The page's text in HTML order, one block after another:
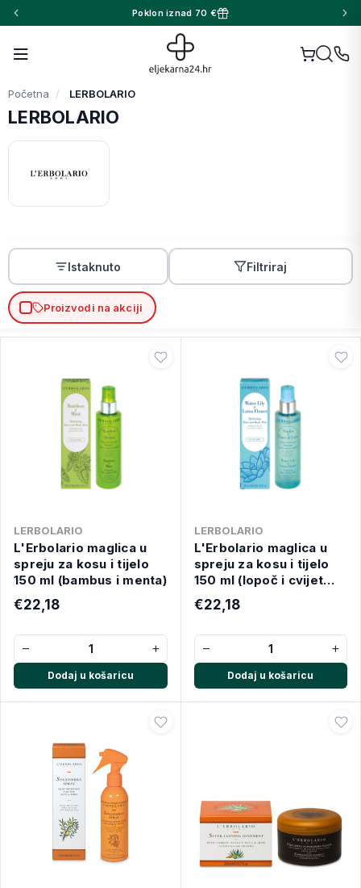
Poklon iznad 70 €
Početna LERBOLARIO
LERBOLARIO
Istaknuto Filtriraj
Proizvodi na akciji
LERBOLARIO
L'Erbolario maglica u
spreju za kosu i tijelo
150 ml (bambus i menta)
€22,18
− +
Dodaj u košaricu
LERBOLARIO
L'Erbolario maglica u
spreju za kosu i tijelo
150 ml (lopoč i cvijet
lotusa)
€22,18
− +
Dodaj u košaricu